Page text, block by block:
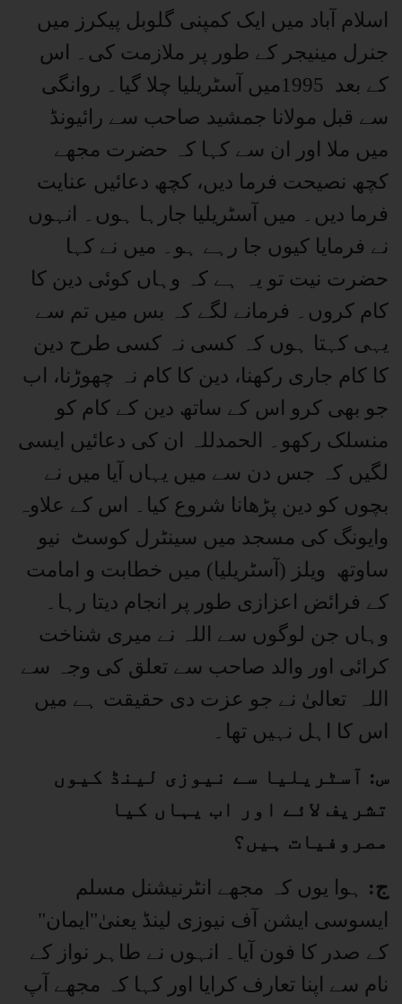
اسلام آباد میں ایک کمپنی گلوبل پیکرز میں
جنرل مینیجر کے طور پر ملازمت کی۔ اس
کے بعد 1995میں آسٹریلیا چلا گیا۔ روانگی
سے قبل مولانا جمشید صاحب سے رائیونڈ
میں ملا اور ان سے کہا کہ حضرت مجھے
کچھ نصیحت فرما دیں، کچھ دعائیں عنایت
فرما دیں۔ میں آسٹریلیا جارہا ہوں۔ انہوں
نے فرمایا کیوں جا رہے ہو۔ میں نے کہا
حضرت نیت تو یہ ہے کہ وہاں کوئی دین کا
کام کروں۔ فرمانے لگے کہ بس میں تم سے
یہی کہتا ہوں کہ کسی نہ کسی طرح دین
کا کام جاری رکھنا، دین کا کام نہ چھوڑنا، اب
جو بھی کرو اس کے ساتھ دین کے کام کو
منسلک رکھو۔ الحمدللہ ان کی دعائیں ایسی
لگیں کہ جس دن سے میں یہاں آیا میں نے
بچوں کو دین پڑھانا شروع کیا۔ اس کے علاوہ
وایونگ کی مسجد میں سینٹرل کوسٹ نیو
ساوتھ ویلز (آسٹریلیا) میں خطابت و امامت
کے فرائض اعزازی طور پر انجام دیتا رہا۔
وہاں جن لوگوں سے اللہ نے میری شناخت
کرائی اور والد صاحب سے تعلق کی وجہ سے
اللہ تعالیٰ نے جو عزت دی حقیقت ہے میں
اس کا اہل نہیں تھا۔
س: آسٹریلیا سے نیوزی لینڈ کیوں
تشریف لائے اور اب یہاں کیا
مصروفیات ہیں؟
ج: ہوا یوں کہ مجھے انٹرنیشنل مسلم
ایسوسی ایشن آف نیوزی لینڈ یعنیٰ"ایمان"
کے صدر کا فون آیا۔ انہوں نے طاہر نواز کے
نام سے اپنا تعارف کرایا اور کہا کہ مجھے آپ